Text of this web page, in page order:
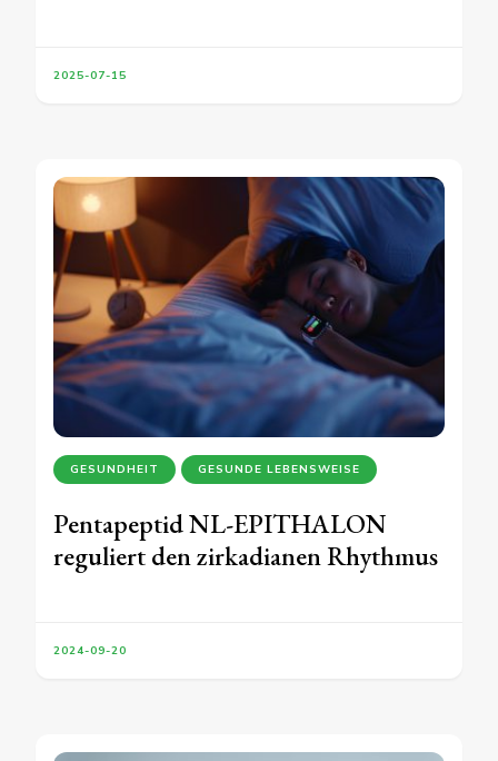
2025-07-15
GESUNDHEIT GESUNDE LEBENSWEISE
Pentapeptid NL-EPITHALON
reguliert den zirkadianen Rhythmus
2024-09-20